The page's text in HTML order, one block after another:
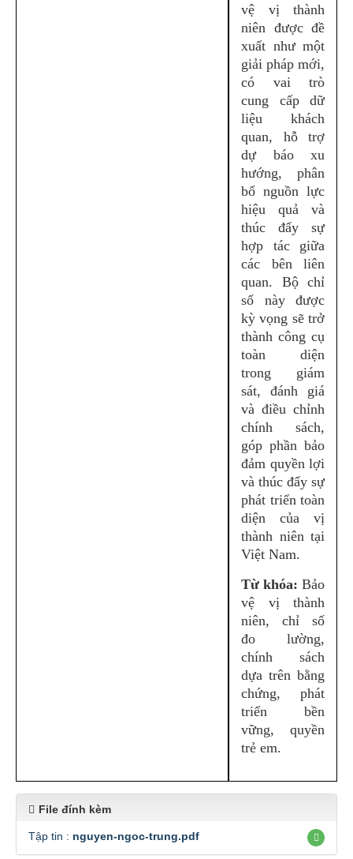
vệ vị thành
niên được đề
xuất như một
giải pháp mới,
có vai trò
cung cấp dữ
liệu khách
quan, hỗ trợ
dự báo xu
hướng, phân
bổ nguồn lực
hiệu quả và
thúc đẩy sự
hợp tác giữa
các bên liên
quan. Bộ chỉ
số này được
kỳ vọng sẽ trở
thành công cụ
toàn diện
trong giám
sát, đánh giá
và điều chỉnh
chính sách,
góp phần bảo
đảm quyền lợi
và thúc đẩy sự
phát triển toàn
diện của vị
thành niên tại
Việt Nam.
Từ khóa: Bảo
vệ vị thành
niên, chỉ số
đo lường,
chính sách
dựa trên bằng
chứng, phát
triển bền
vững, quyền
trẻ em.
File đính kèm
Tập tin : nguyen-ngoc-trung.pdf